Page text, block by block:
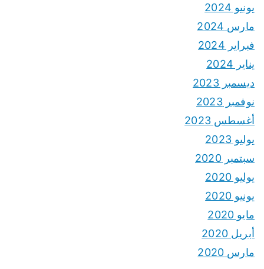
يونيو 2024
مارس 2024
فبراير 2024
يناير 2024
ديسمبر 2023
نوفمبر 2023
أغسطس 2023
يوليو 2023
سبتمبر 2020
يوليو 2020
يونيو 2020
مايو 2020
أبريل 2020
مارس 2020